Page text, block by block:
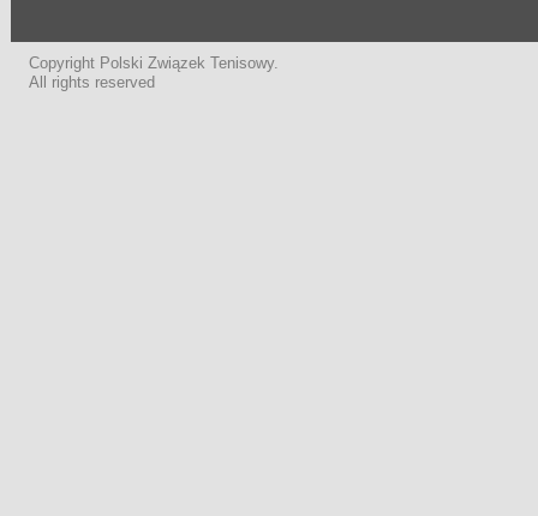
Copyright Polski Związek Tenisowy.
All rights reserved